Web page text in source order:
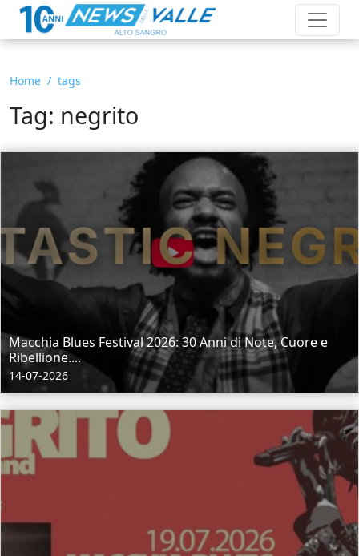
Home tags
Tag: negrito
Macchia Blues Festival 2026: 30 Anni di Note, Cuore e
Ribellione....
14-07-2026